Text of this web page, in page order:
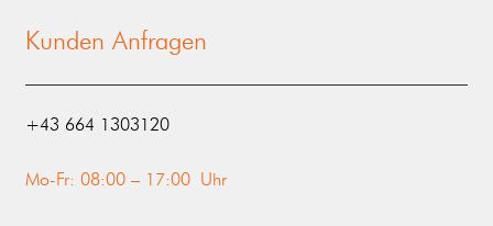
Kunden Anfragen
‭+43 664 1303120‬
Mo-Fr: 08:00 – 17:00 Uhr